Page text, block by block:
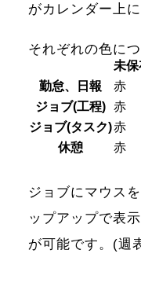
がカレンダー上
それぞれの色に
未保
勤怠、日報
赤
ジョブ(工程) 赤
ジョブ(タスク)赤
休憩
赤
ジョブにマウス
ップアップで表
が可能です。(週